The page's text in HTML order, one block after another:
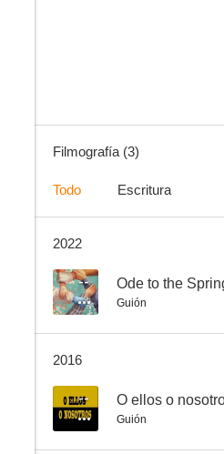
Filmografía (3)
Todo Escritura
2022
-- Ode to the
Guión
2016
-- O ellos o
Guión